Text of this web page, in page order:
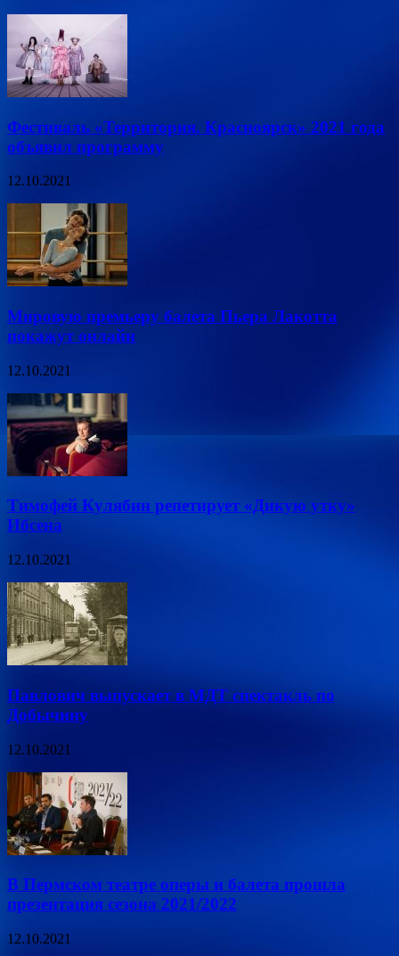
Фестиваль «Территория. Красноярск» 2021 года
объявил программу
12.10.2021
Мировую премьеру балета Пьера Лакотта
покажут онлайн
12.10.2021
Тимофей Кулябин репетирует «Дикую утку»
Ибсена
12.10.2021
Павлович выпускает в МДТ спектакль по
Добычину
12.10.2021
В Пермском театре оперы и балета прошла
презентация сезона 2021/2022
12.10.2021